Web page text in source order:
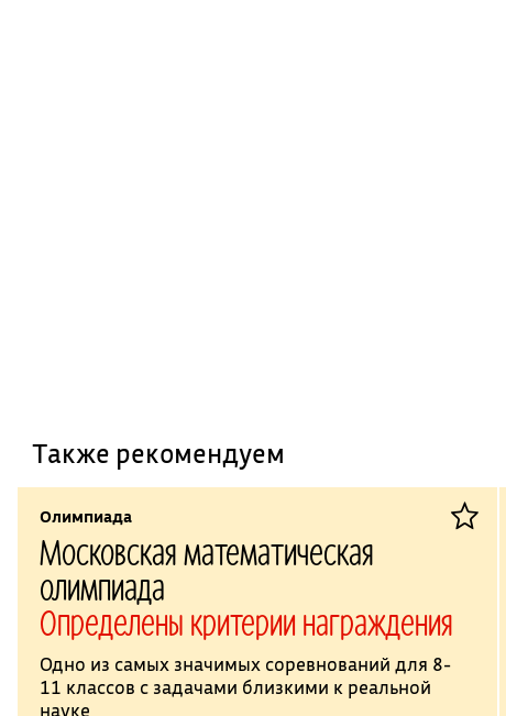
Также рекомендуем
Олимпиада
Московская математическая
олимпиада
Определены критерии награждения
Одно из самых значимых соревнований для 8-
11 классов с задачами близкими к реальной
науке